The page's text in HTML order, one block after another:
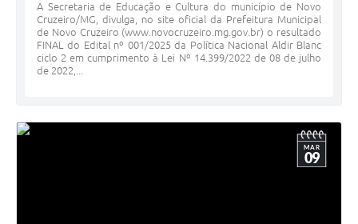
A Secretaria de Educação e Cultura do município de Novo
Cruzeiro/MG, divulga, no site oficial da Prefeitura Municipal
de Novo Cruzeiro (www.novocruzeiro.mg.gov.br) o resultado
FINAL do Edital nº 001/2025 da Política Nacional Aldir Blanc
ciclo 2 em cumprimento à Lei Nº 14.399/2022 de 08 de julho
de 2022,...
MAR
09